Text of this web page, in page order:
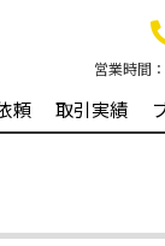
営業時間：
頼 取引実績